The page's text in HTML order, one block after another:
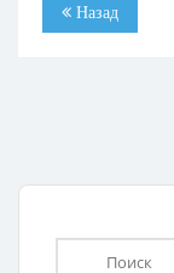
Назад